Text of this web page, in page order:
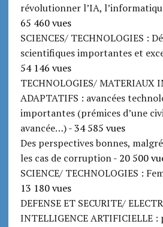
révolutionner l’IA,
65 460 vues
SCIENCES/ TECHNOLOGIES :
scientifiques importantes et
54 146 vues
TECHNOLOGIES/ MATERIAUX
ADAPTATIFS : avancées
importantes (prémices d’une
avancée…)- 34 585 vues
Des perspectives bonnes,
les cas de corruption- 20 500
SCIENCE/ TECHNOLOGIES :
13 180 vues
DEFENSE ET SECURITE/
INTELLIGENCE ARTIFICIELLE